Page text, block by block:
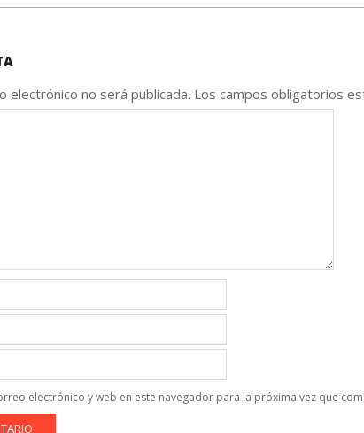
electrónico no será publicada. Los campos obligatorios
electrónico y web en este navegador para la próxima vez que